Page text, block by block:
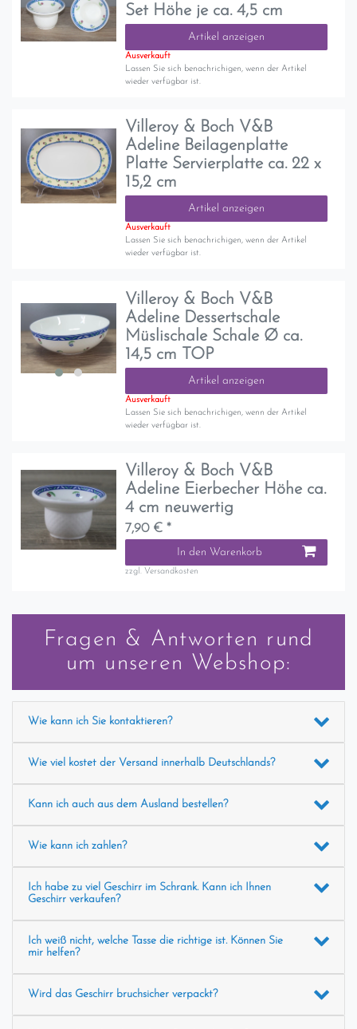
Set Höhe je ca. 4,5 cm
Artikel anzeigen
Ausverkauft
Lassen Sie sich benachrichigen, wenn der Artikel
wieder verfügbar ist.
Villeroy & Boch V&B
Adeline Beilagenplatte
Platte Servierplatte ca. 22 x
15,2 cm
Artikel anzeigen
Ausverkauft
Lassen Sie sich benachrichigen, wenn der Artikel
wieder verfügbar ist.
Villeroy & Boch V&B
Adeline Dessertschale
Müslischale Schale Ø ca.
14,5 cm TOP
Artikel anzeigen
Ausverkauft
Lassen Sie sich benachrichigen, wenn der Artikel
wieder verfügbar ist.
Villeroy & Boch V&B
Adeline Eierbecher Höhe ca.
4 cm neuwertig
7,90 € *
In den Warenkorb
zzgl. Versandkosten
Fragen & Antworten rund
um unseren Webshop:
Wie kann ich Sie kontaktieren?
Wie viel kostet der Versand innerhalb Deutschlands?
Kann ich auch aus dem Ausland bestellen?
Wie kann ich zahlen?
Ich habe zu viel Geschirr im Schrank. Kann ich Ihnen
Geschirr verkaufen?
Ich weiß nicht, welche Tasse die richtige ist. Können Sie
mir helfen?
Wird das Geschirr bruchsicher verpackt?